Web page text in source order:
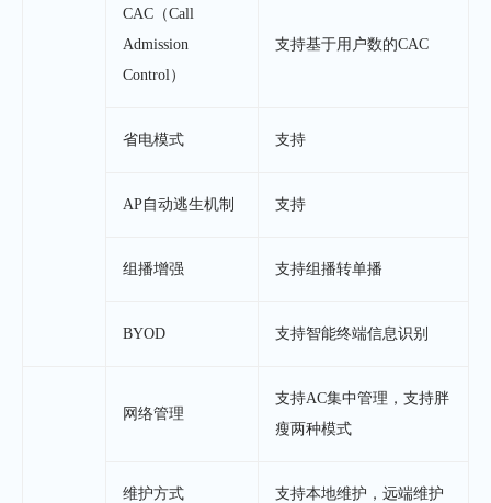
CAC（Call
Admission
Control）
支持基于用户数的CAC
省电模式 支持
AP自动逃生机制 支持
组播增强 支持组播转单播
BYOD 支持智能终端信息识别
网络管理
支持AC集中管理，支持胖
瘦两种模式
维护方式 支持本地维护，远端维护